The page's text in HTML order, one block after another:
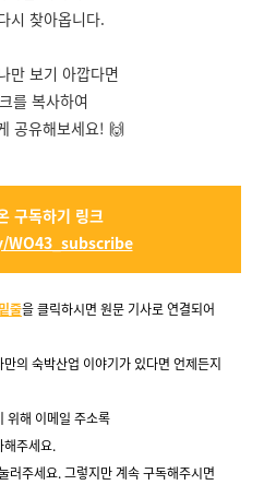
시 찾아옵니다.
만 보기 아깝다면
를 복사하여
공유해보세요! 🙌
구독하기 링크
밑줄을 클릭하시면 원문 기사로 연결되어
의 숙박산업 이야기가 있다면 언제든지
해 이메일 주소록
해주세요.
러주세요. 그렇지만 계속 구독해주시면